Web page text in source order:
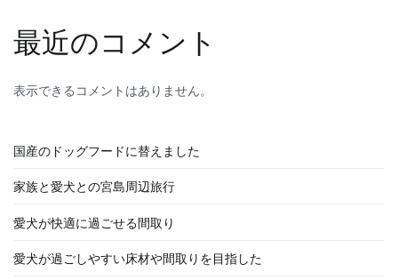
最近のコメント
表示できるコメントはありません。
国産のドッグフードに替えました
家族と愛犬との宮島周辺旅行
愛犬が快適に過ごせる間取り
愛犬が過ごしやすい床材や間取りを目指した